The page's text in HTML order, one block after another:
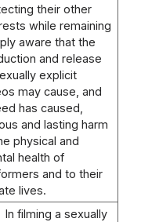
their other
while remaining
aware that the
and release
explicit
may cause, and
has caused,
and lasting harm
physical and
health of
and to their
lives.
In filming a sexually